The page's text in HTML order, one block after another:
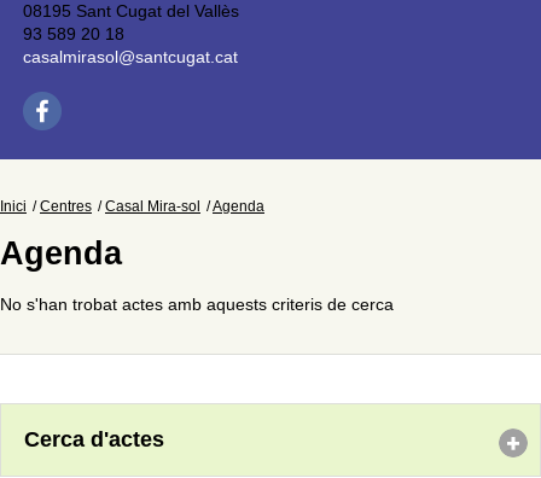
08195 Sant Cugat del Vallès
93 589 20 18
casalmirasol@santcugat.cat
Inici Centres Casal Mira-sol Agenda
Agenda
No s'han trobat actes amb aquests criteris de cerca
Cerca d'actes